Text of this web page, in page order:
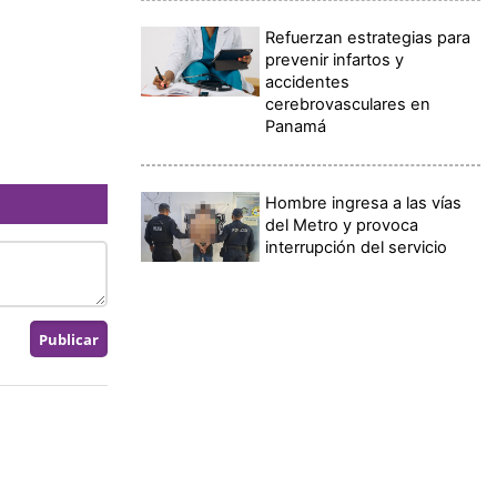
Refuerzan estrategias para
prevenir infartos y
accidentes
cerebrovasculares en
Panamá
Hombre ingresa a las vías
del Metro y provoca
interrupción del servicio